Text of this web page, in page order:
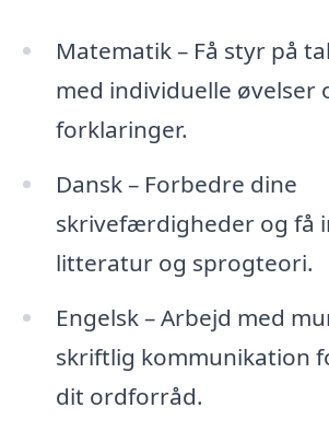
Matematik – Få styr på
med individuelle øvelser
forklaringer.
Dansk – Forbedre dine
skrivefærdigheder og få
litteratur og sprogteori.
Engelsk – Arbejd med
skriftlig kommunikation
dit ordforråd.